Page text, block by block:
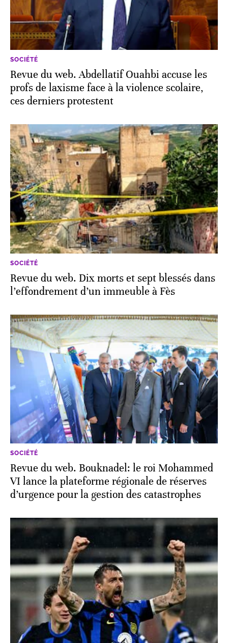
SOCIÉTÉ
Revue du web. Abdellatif Ouahbi accuse les
profs de laxisme face à la violence scolaire,
ces derniers protestent
SOCIÉTÉ
Revue du web. Dix morts et sept blessés dans
l’effondrement d’un immeuble à Fès
SOCIÉTÉ
Revue du web. Bouknadel: le roi Mohammed
VI lance la plateforme régionale de réserves
d’urgence pour la gestion des catastrophes